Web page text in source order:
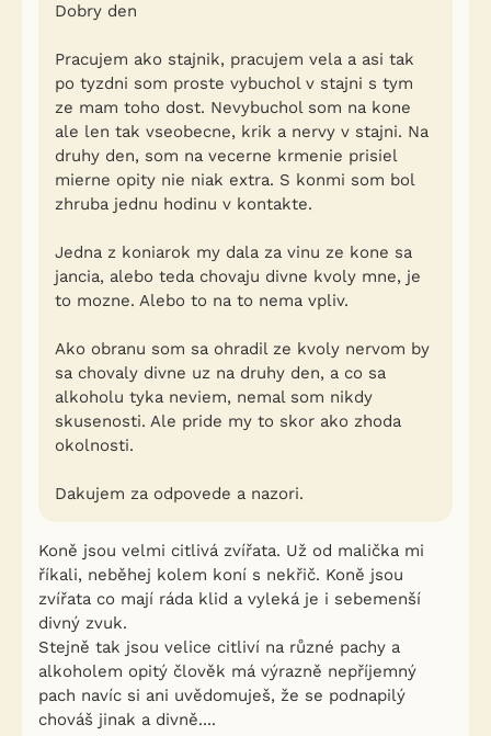
Dobry den
Pracujem ako stajnik, pracujem vela a asi tak
po tyzdni som proste vybuchol v stajni s tym
ze mam toho dost. Nevybuchol som na kone
ale len tak vseobecne, krik a nervy v stajni. Na
druhy den, som na vecerne krmenie prisiel
mierne opity nie niak extra. S konmi som bol
zhruba jednu hodinu v kontakte.
Jedna z koniarok my dala za vinu ze kone sa
jancia, alebo teda chovaju divne kvoly mne, je
to mozne. Alebo to na to nema vpliv.
Ako obranu som sa ohradil ze kvoly nervom by
sa chovaly divne uz na druhy den, a co sa
alkoholu tyka neviem, nemal som nikdy
skusenosti. Ale pride my to skor ako zhoda
okolnosti.
Dakujem za odpovede a nazori.
Koně jsou velmi citlivá zvířata. Už od malička mi
říkali, neběhej kolem koní s nekřič. Koně jsou
zvířata co mají ráda klid a vyleká je i sebemenší
divný zvuk.
Stejně tak jsou velice citliví na různé pachy a
alkoholem opitý člověk má výrazně nepříjemný
pach navíc si ani uvědomuješ, že se podnapilý
chováš jinak a divně....